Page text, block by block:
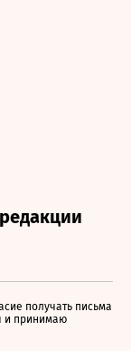
получать письма
и принимаю